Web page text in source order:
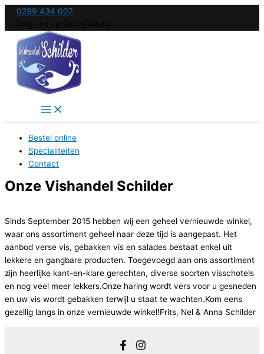
inhoud
0299 434 007
Bestel online
Specialiteiten
Contact
Onze Vishandel Schilder
Sinds September 2015 hebben wij een geheel vernieuwde winkel,
waar ons assortiment geheel naar deze tijd is aangepast. Het
aanbod verse vis, gebakken vis en salades bestaat enkel uit
lekkere en gangbare producten. Toegevoegd aan ons assortiment
zijn heerlijke kant-en-klare gerechten, diverse soorten visschotels
en nog veel meer lekkers.Onze haring wordt vers voor u gesneden
en uw vis wordt gebakken terwijl u staat te wachten.Kom eens
gezellig langs in onze vernieuwde winkel!Frits, Nel & Anna Schilder